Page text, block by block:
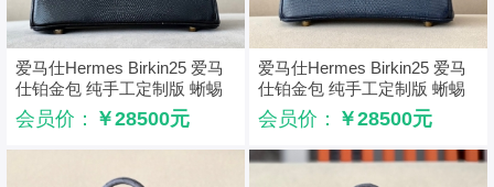
爱马仕Hermes Birkin25 爱马
仕铂金包 纯手工定制版 蜥蜴
皮 黑色
会员价： ￥28500元
爱马仕Hermes Birkin25 爱马
仕铂金包 纯手工定制版 蜥蜴
皮 宝石蓝
会员价： ￥28500元